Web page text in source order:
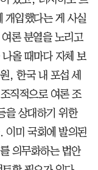
개입했다는 게 사실
론 분열을 노리고
올 때마다 자체 보
, 한국 내 포섭 세
직적으로 여론 조
을 상대하기 위한
이미 국회에 발의된
의무화하는 법안